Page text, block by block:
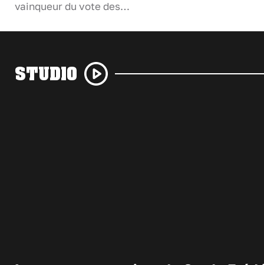
vainqueur du vote des…
STUDIO